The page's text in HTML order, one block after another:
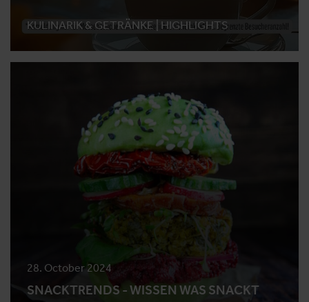
KULINARIK & GETRÄNKE | HIGHLIGHTS
28. October 2024
SNACKTRENDS - WISSEN WAS SNACKT